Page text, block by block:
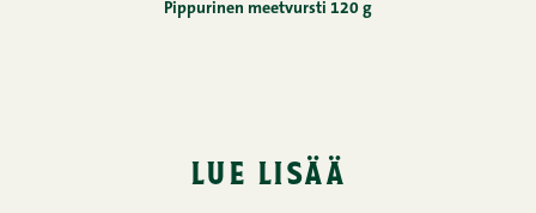
Pippurinen meetvursti 120 g
lue lisää